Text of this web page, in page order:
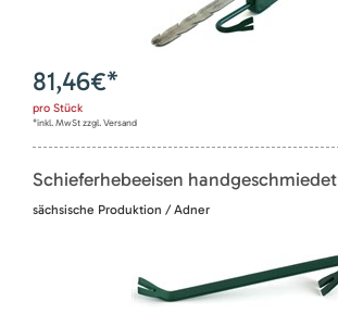
81,46€*
pro Stück
*inkl. MwSt zzgl. Versand
Schieferhebeeisen handgeschmiedet
sächsische Produktion / Adner